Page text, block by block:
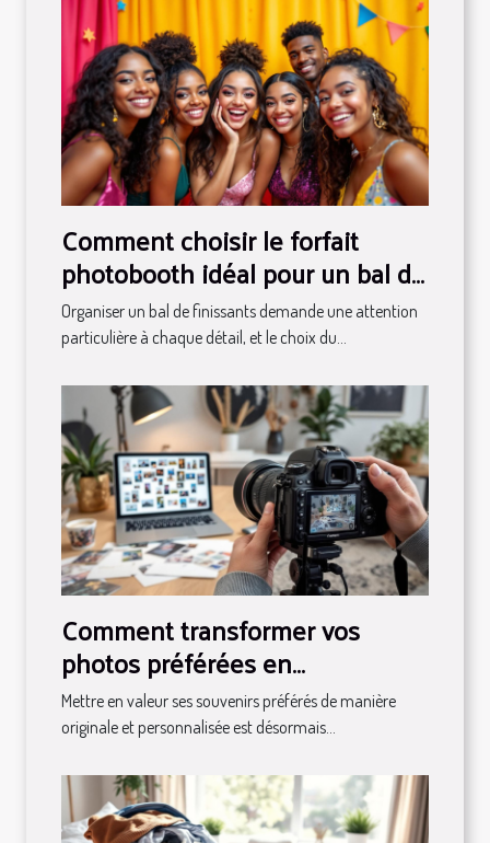
Comment choisir le forfait
photobooth idéal pour un bal de
finissants ?
Organiser un bal de finissants demande une attention
particulière à chaque détail, et le choix du...
Comment transformer vos
photos préférées en
décorations magnétiques ?
Mettre en valeur ses souvenirs préférés de manière
originale et personnalisée est désormais...